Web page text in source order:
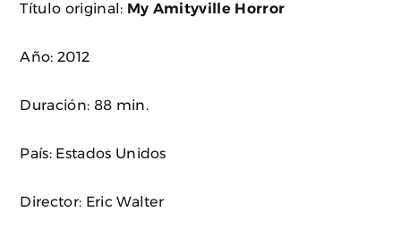
Título original: My Amityville Horror
Año: 2012
Duración: 88 min.
País: Estados Unidos
Director: Eric Walter